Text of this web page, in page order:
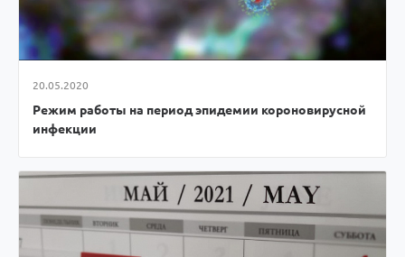
20.05.2020
Режим работы на период эпидемии короновирусной
инфекции